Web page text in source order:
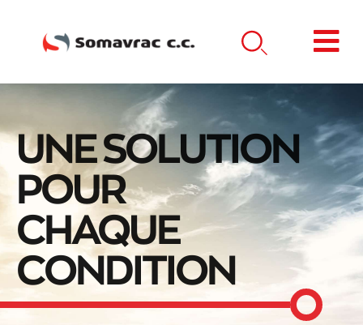
UNE SOLUTION
POUR
CHAQUE
CONDITION